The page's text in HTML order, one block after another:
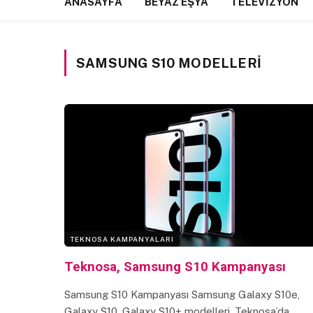
SAMSUNG S10 MODELLERI
TEKNOSA KAMPANYALARI
Teknosa, Samsung S10 Kampanyası
Samsung S10 Kampanyası Samsung Galaxy S10e,